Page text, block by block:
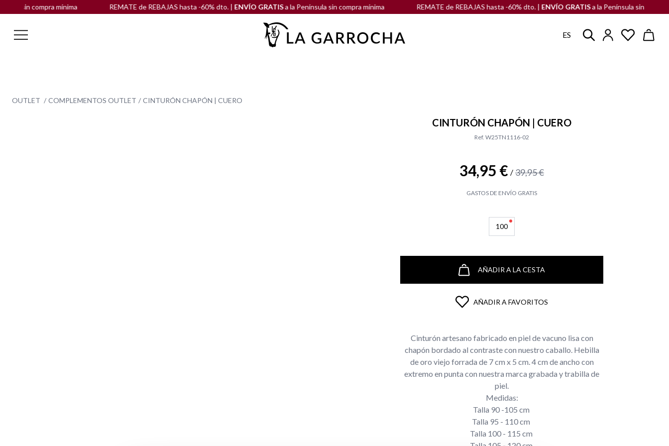
sin compra mínima REMATE de REBAJAS hasta -60% dto. |ENVÍO GRATISa la Península sin compra mínima REMATE de REBAJAS hasta -60% dto. |ENVÍO GRATISa la Península sin compra
ES
OUTLET COMPLEMENTOS OUTLET CINTURÓN CHAPÓN | CUERO
CINTURÓN CHAPÓN | CUERO
Ref. W25TN1116-02
34,95 € / 39,95 €
GASTOS DE ENVÍO GRATIS
100
AÑADIR A LA CESTA
AÑADIR A FAVORITOS
Cinturón artesano fabricado en piel de vacuno lisa con
chapón bordado al contraste con nuestro caballo. Hebilla
de oro viejo forrada de 7 cm x 5 cm. 4 cm de ancho con
extremo en punta con nuestra marca grabada y trabilla de
piel.
Medidas:
Talla 90 -105 cm
Talla 95 - 110 cm
Talla 100 - 115 cm